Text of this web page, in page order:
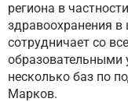
региона в
здравоохранения
сотрудничает со
образовательными
несколько баз по
Марков.